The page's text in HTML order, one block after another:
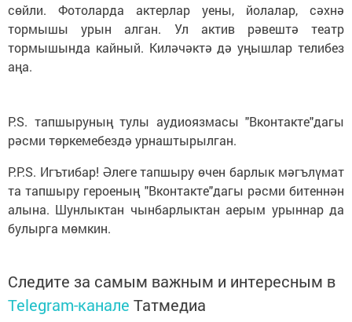
сөйли. Фотоларда актерлар уены, йолалар, сәхнә
тормышы урын алган. Ул актив рәвештә театр
тормышында кайный. Киләчәктә дә уңышлар телибез
аңа.
P.S. тапшыруның тулы аудиоязмасы "Вконтакте"дагы
рәсми төркемебездә урнаштырылган.
P.P.S. Игътибар! Әлеге тапшыру өчен барлык мәгълүмат
та тапшыру героеның "Вконтакте"дагы рәсми битеннән
алына. Шунлыктан чынбарлыктан аерым урыннар да
булырга мөмкин.
Следите за самым важным и интересным в
Telegram-канале Татмедиа